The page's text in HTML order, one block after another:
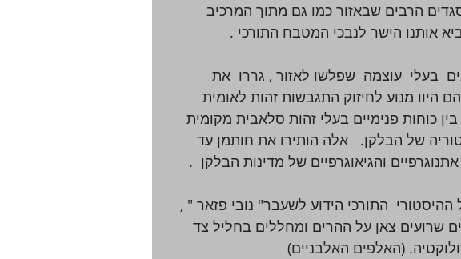
הרבים שבאזור כמו גם מתוך המרכיב
אותנו הישר לנבכי המטבח התורכי .
בעלי  עוצמה  שפלשו לאזור , גררו  את
היוו מנוע לחיזוק התגבשות זהות לאומית
כוחות פנימיים בעלי זהות סלאבית מקומית
של הבלקן.   אלה הותירו את חותמן עד
והגיאוגרפיים של מדינות הבלקן  .
התורכי הידוע לשעבר" נובי פזאר " ,
שרועים צאן על ההרים ומחללים בחליל צד
(האלפים האלבניים)